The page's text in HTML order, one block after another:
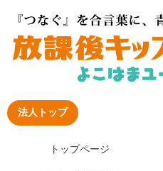
法人トップ
トップページ